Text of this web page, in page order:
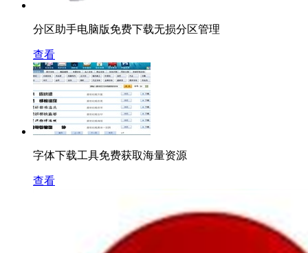
分区助手电脑版免费下载无损分区管理
查看
字体下载工具免费获取海量资源
查看